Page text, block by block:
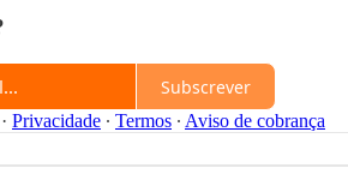
Subscrever
· Privacidade ∙ Termos ∙ Aviso de cobrança